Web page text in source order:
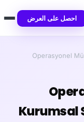
احصل على العرض
Operasyonel
Kurumsal